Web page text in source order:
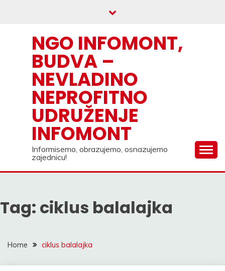
NGO INFOMONT,
BUDVA –
NEVLADINO
NEPROFITNO
UDRUŽENJE
INFOMONT
Informisemo, obrazujemo, osnazujemo
zajednicu!
Tag: ciklus balalajka
Home ciklus balalajka